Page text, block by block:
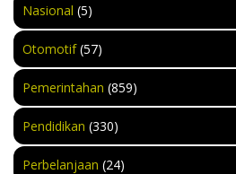
Nasional (5)
Otomotif(57)
Pemerintahan (859)
Pendidikan (330)
Perbelanjaan (24)